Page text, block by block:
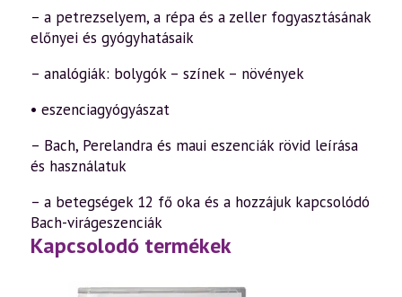
– a petrezselyem, a répa és a zeller fogyasztásának
előnyei és gyógyhatásaik
– analógiák: bolygók – színek – növények
• eszenciagyógyászat
– Bach, Perelandra és maui eszenciák rövid leírása
és használatuk
– a betegségek 12 fő oka és a hozzájuk kapcsolódó
Bach-virágeszenciák
Kapcsolodó termékek